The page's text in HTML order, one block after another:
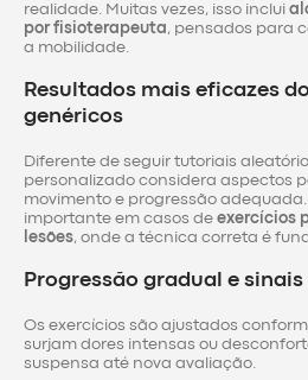
realidade. Muitas vezes, isso inclui
por fisioterapeuta, pensados para
a mobilidade.
Resultados mais eficazes
genéricos
Diferente de seguir tutoriais
personalizado considera aspectos
movimento e progressão
importante em casos de exercícios
lesões, onde a técnica correta é
Progressão gradual e
Os exercícios são ajustados
surjam dores intensas ou
suspensa até nova avaliação.